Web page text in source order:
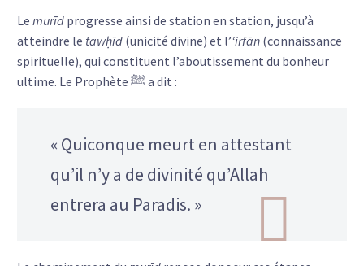
Le murīd progresse ainsi de station en station, jusqu’à
atteindre le tawḥīd (unicité divine) et l’‘irfān (connaissance
spirituelle), qui constituent l’aboutissement du bonheur
ultime. Le Prophète ﷺ a dit :
« Quiconque meurt en attestant
qu’il n’y a de divinité qu’Allah
entrera au Paradis. »